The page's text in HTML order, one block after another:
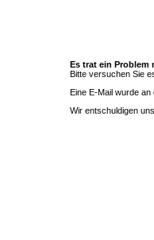
Es trat ein Problem
Bitte versuchen Sie
Eine E-Mail wurde an
Wir entschuldigen